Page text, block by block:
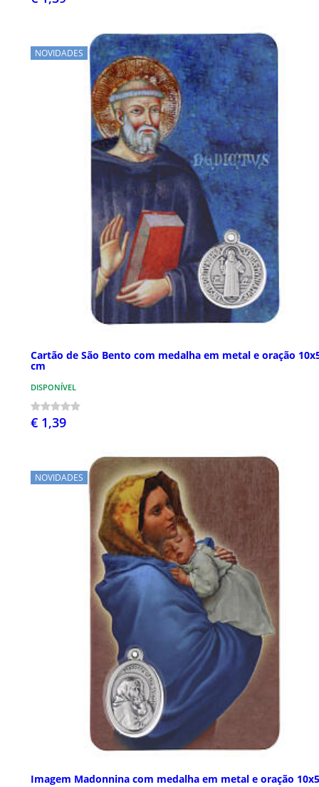
NOVIDADES
Cartão de São Bento com medalha em metal e oração
cm
DISPONÍVEL
€ 1,39
NOVIDADES
Imagem Madonnina com medalha em metal e oração